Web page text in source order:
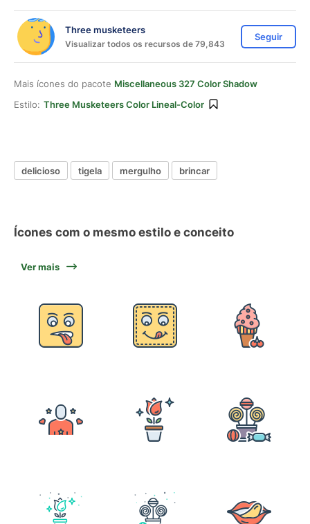
Three musketeers
Visualizar todos os recursos de 79,843
Seguir
Mais ícones do pacote Miscellaneous 327 Color Shadow
Estilo: Three Musketeers Color Lineal-Color
delicioso tigela mergulho brincar
Ícones com o mesmo estilo e conceito
Ver mais